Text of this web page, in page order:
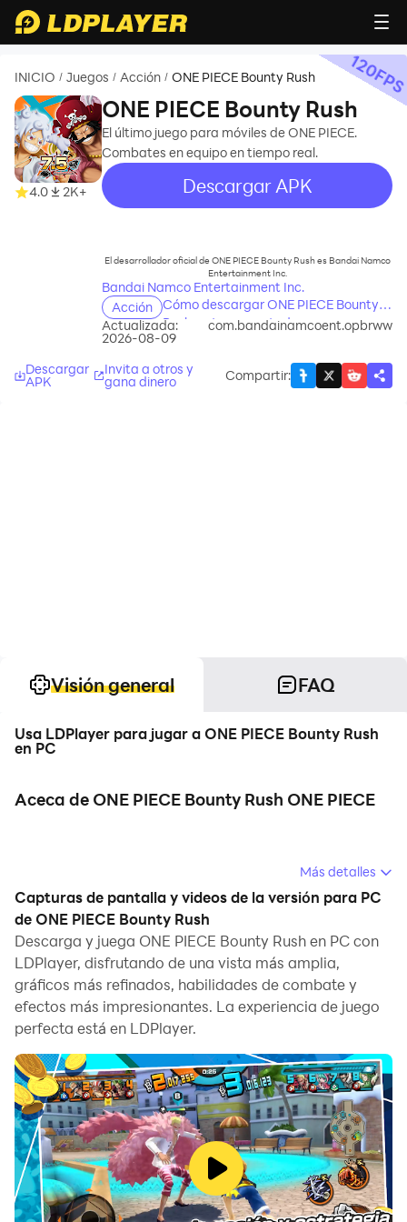
INICIO / Juegos / Acción / ONE PIECE Bounty Rush
4.0 2K+
ONE PIECE Bounty Rush
El último juego para móviles de ONE PIECE.
Combates en equipo en tiempo real.
Descargar APK
recommend
El desarrollador oficial de ONE PIECE Bounty Rush es Bandai Namco
Entertainment Inc.
Bandai Namco Entertainment Inc.
Acción
Cómo descargar ONE PIECE Bounty
Rush en tu computadora
Actualizada:
2026-08-09
com.bandainamcoent.opbrww
Descargar
APK
Invita a otros y
gana dinero Compartir:
120
Visión general FAQ
Usa LDPlayer para jugar a ONE PIECE Bounty Rush
en PC
Aceca de ONE PIECE Bounty Rush ONE PIECE
Bounty Rush es un emocionante juego de arena de
batalla en 3D basado en el anime que te sumerge en el
amado mundo pirata del manga One Piece. Únete a
fuerzas con Luffy, el icónico Pirata de la Paja, y tus
personajes favoritos en intensas batallas PvP en
tiempo real de 4 contra 4. El objetivo: apresurarse y
apoderarse del tesoro de monedas de baya,
asegurando tu camino hacia la victoria.
Características de One Piece Bounty Rush:
Acción de saqueo de tesoros multijugador 4 contra 4:
Más detalles
Capturas de pantalla y videos de la versión para PC
de ONE PIECE Bounty Rush
Descarga y juega ONE PIECE Bounty Rush en PC con
LDPlayer, disfrutando de una vista más amplia,
gráficos más refinados, habilidades de combate y
efectos más impresionantes. La experiencia de juego
perfecta está en LDPlayer.